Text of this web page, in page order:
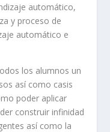
automático,
y proceso de
automático e
los alumnos un
así como casis
poder aplicar
construir infinidad
así como la